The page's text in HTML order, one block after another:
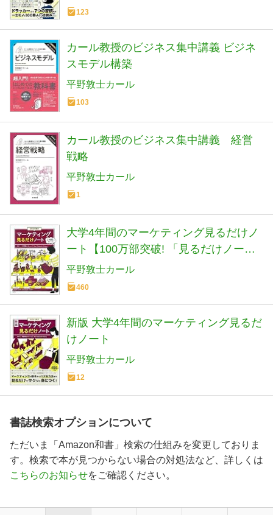
123
カール教授のビジネス集中講義 ビジネ
スモデル構築
平野敦士カール
103
カール教授のビジネス集中講義 経営
戦略
平野敦士カール
1
大学4年間のマーケティング見るだけノ
ート【100万部突破! 「見るだけノー
ト」シリーズ】
平野敦士カール
460
新版 大学4年間のマーケティング見るだ
けノート
平野敦士カール
12
書誌検索オプションについて
ただいま「Amazon和書」検索の仕組みを変更しておりま
す。検索で本が見つからない場合の対処法など、詳しくは
こちらのお知らせをご確認ください。